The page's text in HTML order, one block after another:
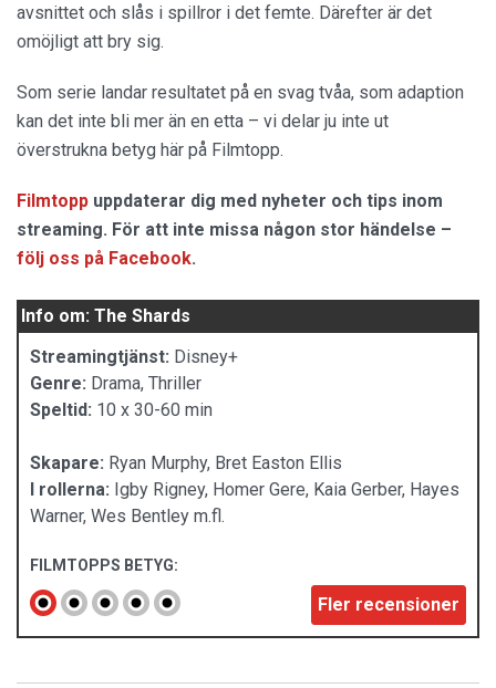
avsnittet och slås i spillror i det femte. Därefter är det
omöjligt att bry sig.
Som serie landar resultatet på en svag tvåa, som adaption
kan det inte bli mer än en etta – vi delar ju inte ut
överstrukna betyg här på Filmtopp.
Filmtopp uppdaterar dig med nyheter och tips inom
streaming. För att inte missa någon stor händelse –
följ oss på Facebook.
Info om: The Shards
Streamingtjänst: Disney+
Genre: Drama, Thriller
Speltid: 10 x 30-60 min
Skapare: Ryan Murphy, Bret Easton Ellis
I rollerna: Igby Rigney, Homer Gere, Kaia Gerber, Hayes
Warner, Wes Bentley m.fl.
FILMTOPPS BETYG:
Fler recensioner